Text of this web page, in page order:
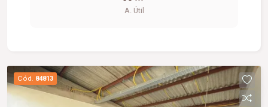
oferecendo praticidade e funcionalidade para o
banheiros feminino e masculino com
acessibilidade, controle de acesso facial, água
inclusa no condomínio, zelador e limpeza das
A. Útil
Cód. 84813